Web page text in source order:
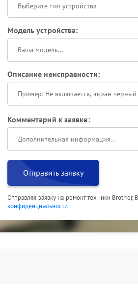
Выберите тип устройства
Модель устройства:
Описание неисправности:
Комментарий к заявке:
Отправить заявку
Отправляя заявку на ремонт техники Brother,
конфиденциальности